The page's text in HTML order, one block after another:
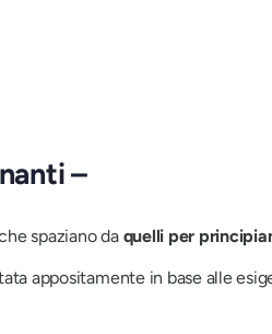
–
spaziano da quelli per
appositamente in base alle